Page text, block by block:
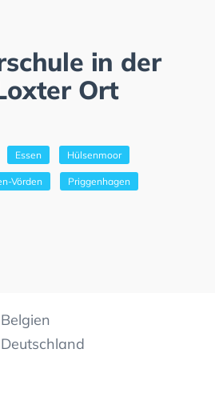
in der
Ort
Essen Hülsenmoor
Vörden Priggenhagen